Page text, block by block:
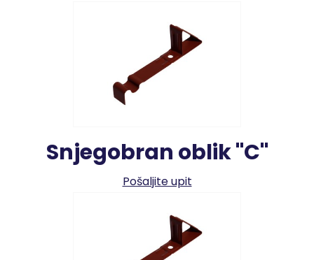
Snjegobran oblik "C"
Pošaljite upit